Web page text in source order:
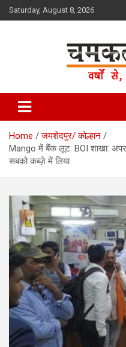
Skip
to
Saturday, August 8, 2026
Home
जमशेदपुर/ कोल्हान
Mango में बैंक लूट: BOI शाखा:
सबको कब्ज़े में लिया